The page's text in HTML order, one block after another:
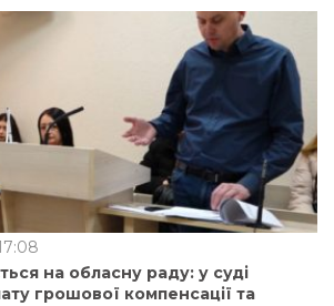
на обласну раду: у суді
грошової компенсації та